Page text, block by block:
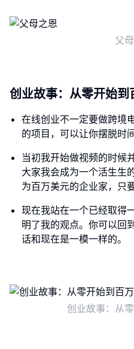
父
创业故事：从零开始到
在线创业不一定要做跨境
的项目，可以让你摆脱时
当初我开始做视频的时候
大家我会成为一个活生生
为百万美元的企业家，只
现在我站在一个已经取得
明了我的观点。你可以回
话和现在是一模一样的。
创业故事：从